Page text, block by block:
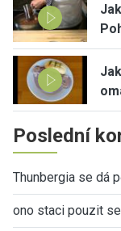
Poslední
Thunbergia se dá
ono staci pouzit